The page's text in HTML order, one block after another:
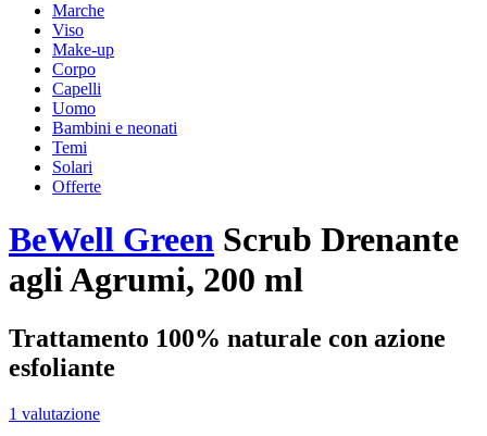
Marche
Viso
Make-up
Corpo
Capelli
Uomo
Bambini e neonati
Temi
Solari
Offerte
BeWell Green Scrub Drenante
agli Agrumi, 200 ml
Trattamento 100% naturale con azione
esfoliante
1 valutazione